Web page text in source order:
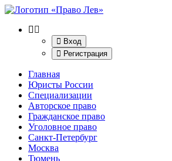
Вход
Регистрация
Главная
Юристы России
Специализации
Авторское право
Гражданское право
Уголовное право
Санкт-Петербург
Москва
Тюмень